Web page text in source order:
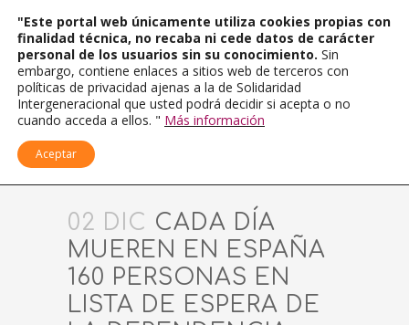
02 DIC CADA DÍA
MUEREN EN ESPAÑA
160 PERSONAS EN
LISTA DE ESPERA DE
"Este portal web únicamente utiliza cookies propias con
finalidad técnica, no recaba ni cede datos de carácter
personal de los usuarios sin su conocimiento. Sin
embargo, contiene enlaces a sitios web de terceros con
políticas de privacidad ajenas a la de Solidaridad
Intergeneracional que usted podrá decidir si acepta o no
cuando acceda a ellos. " Más información
Aceptar